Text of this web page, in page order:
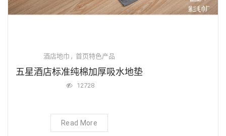
酒店地巾 , 首页特色产品
五星酒店标准纯棉加厚吸水地垫
12728
Read More